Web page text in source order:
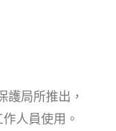
護局所推出，
人員使用。